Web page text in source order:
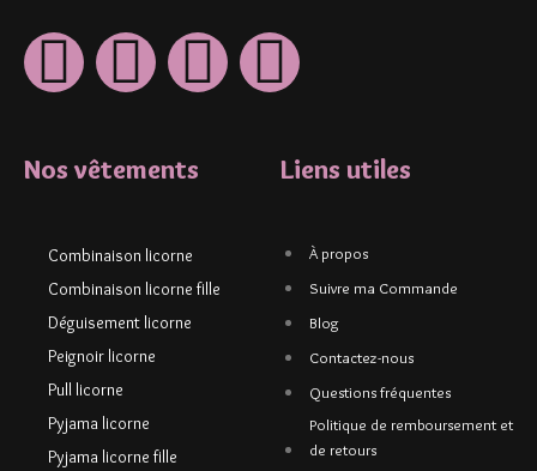
Nos vêtements
Combinaison licorne
Combinaison licorne fille
Déguisement licorne
Peignoir licorne
Pull licorne
Pyjama licorne
Pyjama licorne fille
Liens utiles
À propos
Suivre ma Commande
Blog
Contactez-nous
Questions fréquentes
Politique de remboursement et
de retours